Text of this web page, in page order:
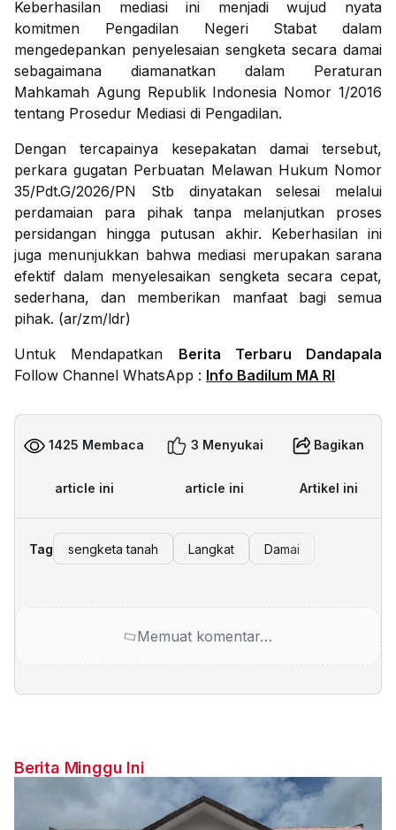
Keberhasilan mediasi ini menjadi wujud nyata
komitmen Pengadilan Negeri Stabat dalam
mengedepankan penyelesaian sengketa secara damai
sebagaimana diamanatkan dalam Peraturan
Mahkamah Agung Republik Indonesia Nomor 1/2016
tentang Prosedur Mediasi di Pengadilan.
Dengan tercapainya kesepakatan damai tersebut,
perkara gugatan Perbuatan Melawan Hukum Nomor
35/Pdt.G/2026/PN Stb dinyatakan selesai melalui
perdamaian para pihak tanpa melanjutkan proses
persidangan hingga putusan akhir. Keberhasilan ini
juga menunjukkan bahwa mediasi merupakan sarana
efektif dalam menyelesaikan sengketa secara cepat,
sederhana, dan memberikan manfaat bagi semua
pihak. (ar/zm/ldr)
Untuk Mendapatkan Berita Terbaru Dandapala
Follow Channel WhatsApp : Info Badilum MA RI
1425 Membaca
article ini
3 Menyukai
article ini
Bagikan
Artikel ini
Tag sengketa tanah Langkat Damai
Memuat komentar…
Berita Minggu Ini